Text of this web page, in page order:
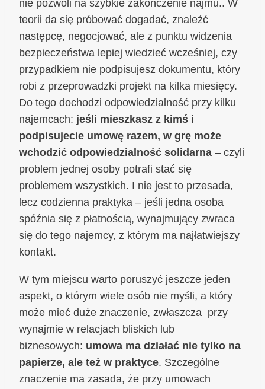
nie pozwoli na szybkie zakończenie najmu.. W
teorii da się próbować dogadać, znaleźć
następcę, negocjować, ale z punktu widzenia
bezpieczeństwa lepiej wiedzieć wcześniej, czy
przypadkiem nie podpisujesz dokumentu, który
robi z przeprowadzki projekt na kilka miesięcy.
Do tego dochodzi odpowiedzialność przy kilku
najemcach: jeśli mieszkasz z kimś i
podpisujecie umowę razem, w grę może
wchodzić odpowiedzialność solidarna – czyli
problem jednej osoby potrafi stać się
problemem wszystkich. I nie jest to przesada,
lecz codzienna praktyka – jeśli jedna osoba
spóźnia się z płatnością, wynajmujący zwraca
się do tego najemcy, z którym ma najłatwiejszy
kontakt.
W tym miejscu warto poruszyć jeszcze jeden
aspekt, o którym wiele osób nie myśli, a który
może mieć duże znaczenie, zwłaszcza przy
wynajmie w relacjach bliskich lub
biznesowych: umowa ma działać nie tylko na
papierze, ale też w praktyce. Szczególne
znaczenie ma zasada, że przy umowach